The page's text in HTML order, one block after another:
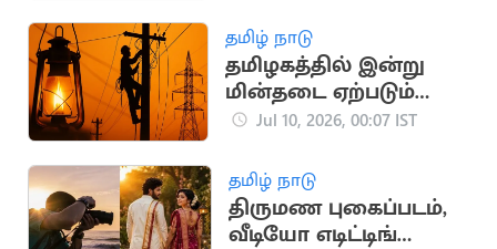
தமிழ் நாடு
தமிழகத்தில் இன்று
மின்தடை ஏற்படும்
இடங்கள் இவைதான்
Jul 10, 2026, 00:07 IST
தமிழ் நாடு
திருமண புகைப்படம்,
வீடியோ எடிட்டிங்